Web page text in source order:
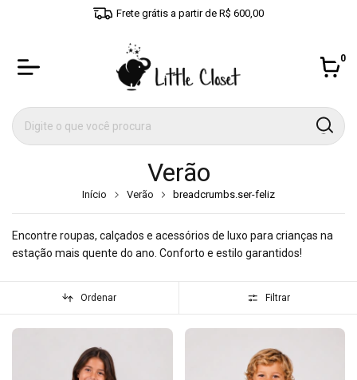
Frete grátis a partir de R$ 600,00
0
Verão
Início Verão breadcrumbs.ser-feliz
Encontre roupas, calçados e acessórios de luxo para crianças na
estação mais quente do ano. Conforto e estilo garantidos!
Ordenar Filtrar